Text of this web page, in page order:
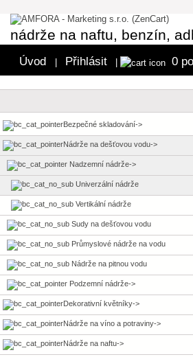
nádrže na naftu, benzín,
Úvod Přihlásit 0
Bezpečné skladování->
Nádrže na dešťovou vodu->
Nadzemní nádrže->
Univerzální nádrže
Vertikální nádrže
Sudy na dešťovou vodu
Průmyslové nádrže na vodu
Nádrže na pitnou vodu
Podzemní nádrže->
Dekorativní květníky->
Nádrže na víno a potraviny->
Nádrže na naftu->